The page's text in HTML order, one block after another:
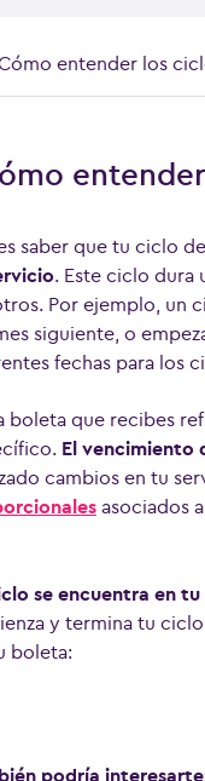
entender los
saber que tu ciclo
. Este ciclo dura
Por ejemplo, un
siguiente, o
fechas para los
boleta que recibes
El vencimiento
cambios en tu
asociados
se encuentra en
y termina tu
boleta:
podría